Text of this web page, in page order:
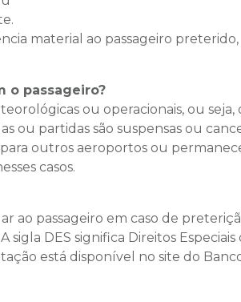
material ao passageiro
o passageiro?
ou operacionais, ou
ou partidas são suspensas ou
outros aeroportos ou
casos.
ao passageiro em caso de
sigla DES significa Direitos
está disponível no site do